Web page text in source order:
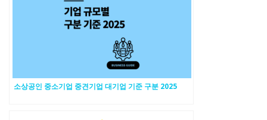
소상공인 중소기업 중견기업 대기업 기준 구분 2025